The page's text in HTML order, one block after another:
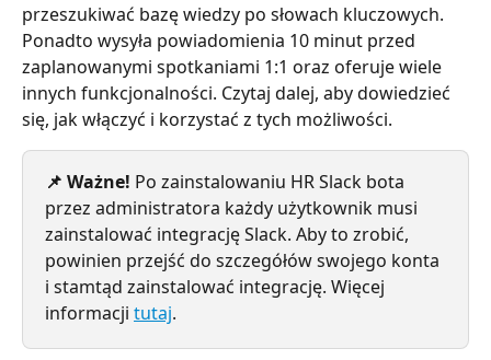
przeszukiwać bazę wiedzy po słowach kluczowych.
Ponadto wysyła powiadomienia 10 minut przed
zaplanowanymi spotkaniami 1:1 oraz oferuje wiele
innych funkcjonalności. Czytaj dalej, aby dowiedzieć
się, jak włączyć i korzystać z tych możliwości.
📌 Ważne! Po zainstalowaniu HR Slack bota
przez administratora każdy użytkownik musi
zainstalować integrację Slack. Aby to zrobić,
powinien przejść do szczegółów swojego konta
i stamtąd zainstalować integrację. Więcej
informacji tutaj.